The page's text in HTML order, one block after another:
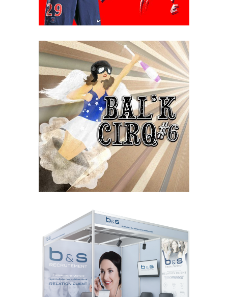
BAL’K CIRQ #6
DIRECTION
ARTISTIQUE